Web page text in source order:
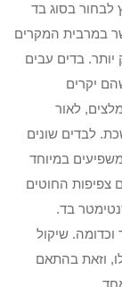
לבחור בסוג בד
במרבית המקרים
בדים עבים
יקרים
לאור
לבדים שונים
במיוחד
צפיפות החוטים
בד.
וכדומה. שיקול
וזאת בהתאם